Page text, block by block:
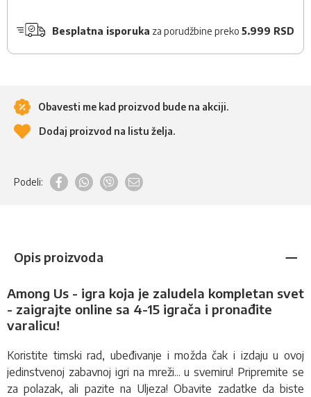
Besplatna isporuka za porudžbine preko 5.999 RSD
Obavesti me kad proizvod bude na akciji.
Dodaj proizvod na listu želja.
Podeli:
Opis proizvoda
Among Us - igra koja je zaludela kompletan svet
- zaigrajte online sa 4-15 igrača i pronađite
varalicu!
Koristite timski rad, ubeđivanje i možda čak i izdaju u ovoj
jedinstvenoj zabavnoj igri na mreži... u svemiru! Pripremite se
za polazak, ali pazite na Uljeza! Obavite zadatke da biste